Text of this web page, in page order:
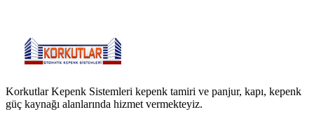
Korkutlar Kepenk Sistemleri kepenk tamiri ve panjur, kapı, kepenk
güç kaynağı alanlarında hizmet vermekteyiz.